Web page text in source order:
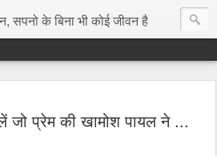
सपनो के बिना भी कोई जीवन है
जो प्रेम की खामोश पायल ने ...